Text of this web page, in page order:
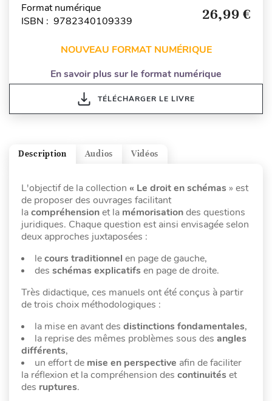
Format numérique
ISBN : 9782340109339
26,99 €
NOUVEAU FORMAT NUMÉRIQUE
En savoir plus sur le format numérique
TÉLÉCHARGER LE LIVRE
Vidéos
Audios
Description
L'objectif de la collection « Le droit en schémas » est
de proposer des ouvrages facilitant
lacompréhensionet la mémorisationdes questions
juridiques. Chaque question est ainsi envisagée selon
deux approches juxtaposées :
lecours traditionnel en page de gauche,
des schémas explicatifs en page de droite.
Très didactique, ces manuels ont été conçus à partir
de trois choix méthodologiques :
la mise en avant des distinctions fondamentales,
la reprise des mêmes problèmes sous des angles
différents,
un effort de mise en perspective afin de faciliter
la réflexion et la compréhension des continuités et
des ruptures.